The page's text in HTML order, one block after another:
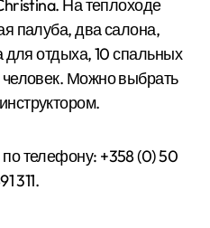
На теплоходе
палуба, два салона,
для отдыха, 10 спальных
Можно выбрать
телефону: +358 (0) 50
311.